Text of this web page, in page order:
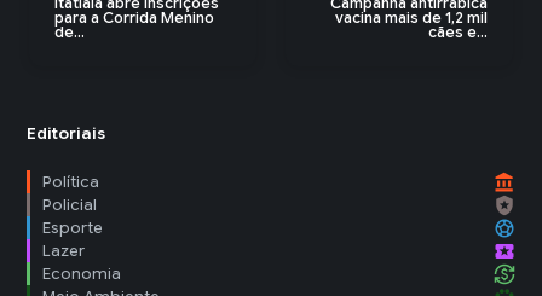
para a Corrida Menino
de...
vacina mais de 1,2 mil
cães e...
Editoriais
Política account_balance
Policial local_police
Esporte sports_soccer
Lazer local_activity
Economia currency_exchange